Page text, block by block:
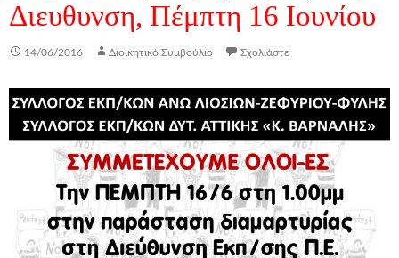
Διευθυνση, Πέμπτη 16 Ιουνίου
14/06/2016 Διοικητικό Συμβούλιο Σχολιάστε